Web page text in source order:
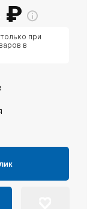
₽
при
в